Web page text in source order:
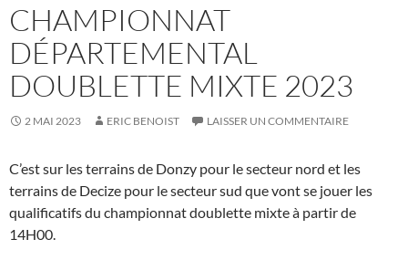
CHAMPIONNAT
DÉPARTEMENTAL
DOUBLETTE MIXTE 2023
2 MAI 2023 ERIC BENOIST LAISSER UN COMMENTAIRE
C’est sur les terrains de Donzy pour le secteur nord et les
terrains de Decize pour le secteur sud que vont se jouer les
qualificatifs du championnat doublette mixte à partir de
14H00.